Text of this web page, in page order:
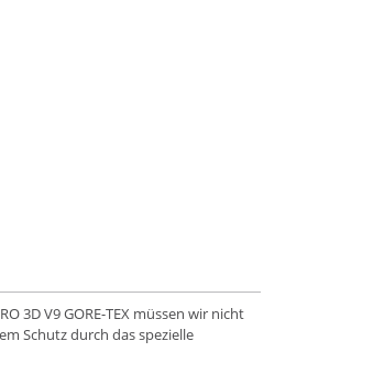
3D V9 GORE-TEX müssen wir nicht
Schutz durch das spezielle